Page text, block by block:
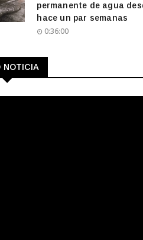
permanente de agua
hace un par semanas
0:36:00
NOTICIA